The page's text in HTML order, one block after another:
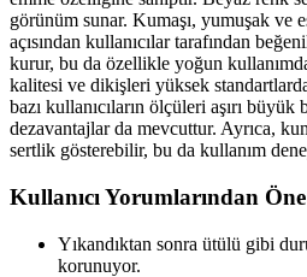
görünüm sunar. Kumaşı, yumuşak ve
açısından kullanıcılar tarafından
kurur, bu da özellikle yoğun
kalitesi ve dikişleri yüksek
bazı kullanıcıların ölçüleri aşırı
dezavantajlar da mevcuttur. Ayrıca,
sertlik gösterebilir, bu da kullanım
Kullanıcı Yorumlarından
Yıkandıktan sonra ütülü gibi
korunuyor.